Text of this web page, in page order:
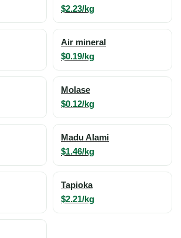
$2.23/kg
Air mineral
$0.19/kg
Molase
$0.12/kg
Madu Alami
$1.46/kg
Tapioka
$2.21/kg